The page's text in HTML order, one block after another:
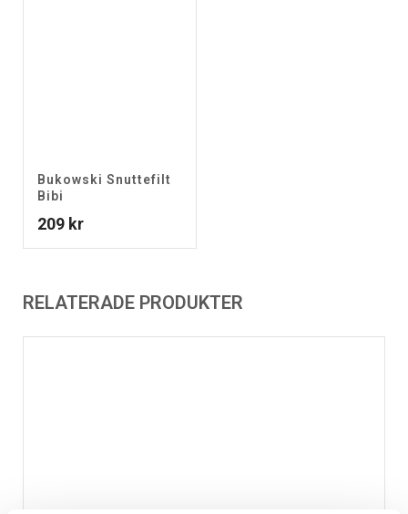
Bukowski Snuttefilt
Bibi
209 kr
RELATERADE PRODUKTER